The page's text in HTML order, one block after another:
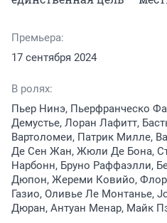
Премьера:
17 сентября 2024
В ролях:
Пьер Нинэ, Пьерфранческо
Демустье, Лоран Лафитт,
Вартоломеи, Патрик Милле,
Де Сен Жан, Жюли Де Бона,
Нарбонн, Бруно Раффаэлли,
Дюпон, Жереми Ковийо,
Газио, Оливье Ле Монтанье,
Дюран, Антуан Менар, Майк